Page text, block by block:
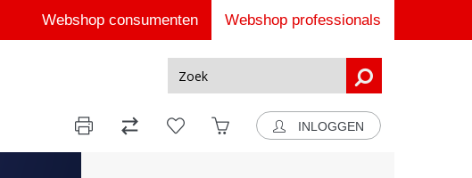
Webshop consumenten Webshop professionals
INLOGGEN